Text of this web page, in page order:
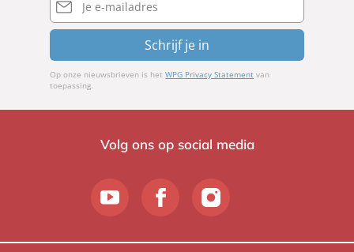
mailadres
Schrijf je in
Op onze nieuwsbrieven is hetWPG Privacy Statement van
toepassing.
Volg ons op social media